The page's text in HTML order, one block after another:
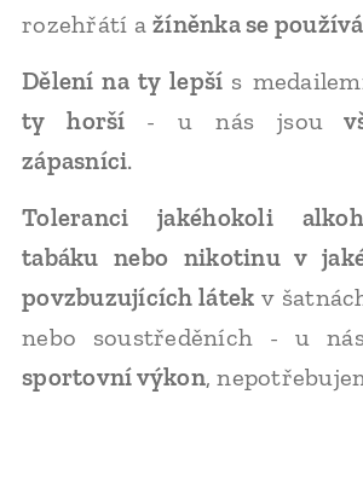
rozehřátí ažíněnka se
Dělení na ty lepší s
ty horší - u nás jsou
zápasníci.
Toleranci jakéhokoli
tabáku nebo nikotinu v
povzbuzujících látek v
nebo soustředěních - u
sportovní výkon,